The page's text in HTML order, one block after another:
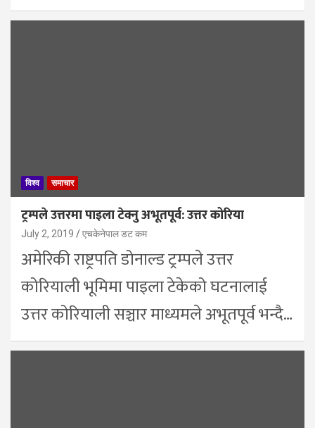
विश्व समाचार
ट्रम्पले उत्तरमा पाइला टेक्नु अभूतपूर्व: उत्तर कोरिया
July 2, 2019 एचकेनेपाल डट कम
अमेरिकी राष्ट्रपति डोनाल्ड ट्रम्पले उत्तर
कोरियाली भूमिमा पाइला टेकेको घटनालाई
उत्तर कोरियाली सञ्चार माध्यमले अभूतपूर्व भन्दै…